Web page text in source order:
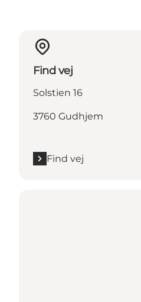
Find vej
Solstien 16
3760 Gudhjem
Find vej